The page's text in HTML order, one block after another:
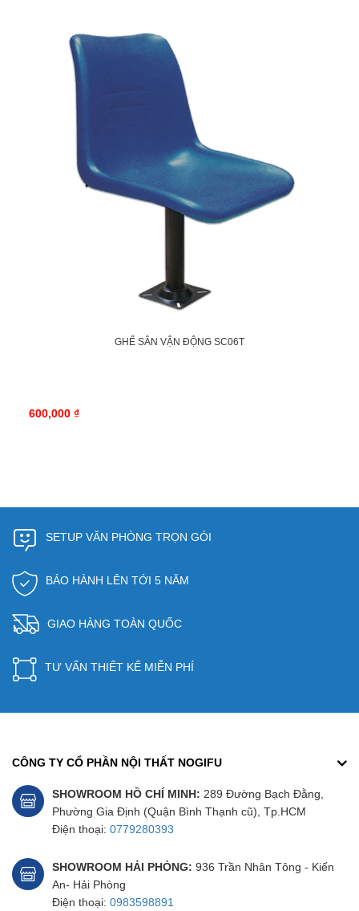
GHẾ SÂN VẬN ĐỘNG SC06T
600,000 ₫
SETUP VĂN PHÒNG TRỌN GÓI
BẢO HÀNH LÊN TỚI 5 NĂM
GIAO HÀNG TOÀN QUỐC
TƯ VẤN THIẾT KẾ MIỄN PHÍ
CÔNG TY CỔ PHẦN NỘI THẤT NOGIFU
SHOWROOM HỒ CHÍ MINH: 289 Đường Bạch Đằng,
Phường Gia Định (Quận Bình Thạnh cũ), Tp.HCM
Điện thoại: 0779280393
SHOWROOM HẢI PHÒNG: 936 Trần Nhân Tông - Kiến
An- Hải Phòng
Điện thoại: 0983598891